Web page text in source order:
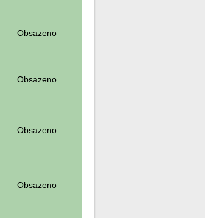
Obsazeno
Obsazeno
Obsazeno
Obsazeno